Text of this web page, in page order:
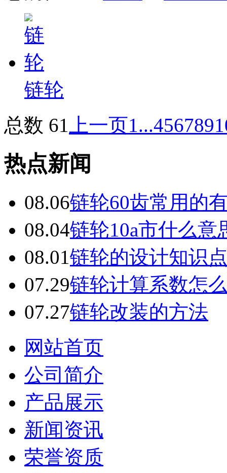
链轮
总数 61 上一页1...456789
热点新闻
08.06链轮60齿常用的
08.04链轮10a市什么意
08.01链轮的设计知识
07.29链轮计算系数怎
07.27链轮改装的方法
网站首页
公司简介
产品展示
新闻资讯
荣誉资质